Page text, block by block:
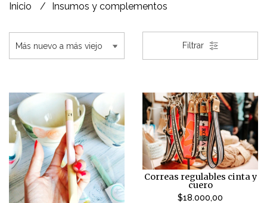
Inicio Insumos y complementos
Filtrar
Correas regulables cinta y
cuero
$18.000,00